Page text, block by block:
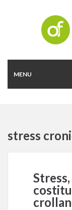
MENU
stress